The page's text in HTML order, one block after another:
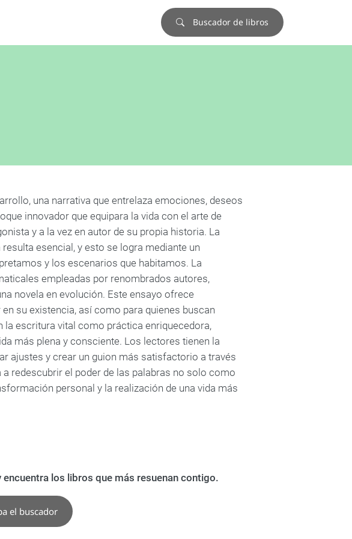
Buscador de libros
una narrativa que entrelaza emociones, deseos
innovador que equipara la vida con el arte de
y a la vez en autor de su propia historia. La
esencial, y esto se logra mediante un
y los escenarios que habitamos. La
empleadas por renombrados autores,
novela en evolución. Este ensayo ofrece
su existencia, así como para quienes buscan
la escritura vital como práctica enriquecedora,
más plena y consciente. Los lectores tienen la
ajustes y crear un guion más satisfactorio a través
redescubrir el poder de las palabras no solo como
personal y la realización de una vida más
los libros que más resuenan contigo.
el buscador